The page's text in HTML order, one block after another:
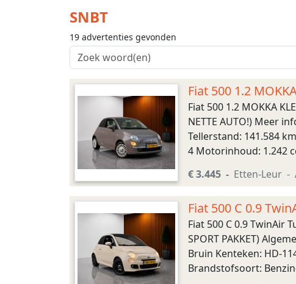
SNBT
19 advertenties gevonden
Fiat 500 1.2
VELG, LAGE KM-
Fiat 500 1.2 MOKKA
NETTE AUTO!) Meer
Tellerstand: 141.584
4 Motorinhoud: 1.242
€ 3.445 Etten-Leur
Fiat 500 C 0.9
PARKEERSEN
Fiat 500 C 0.9 TwinAir
SPORT PAKKET)
Bruin Kenteken: HD-
Brandstofsoort: